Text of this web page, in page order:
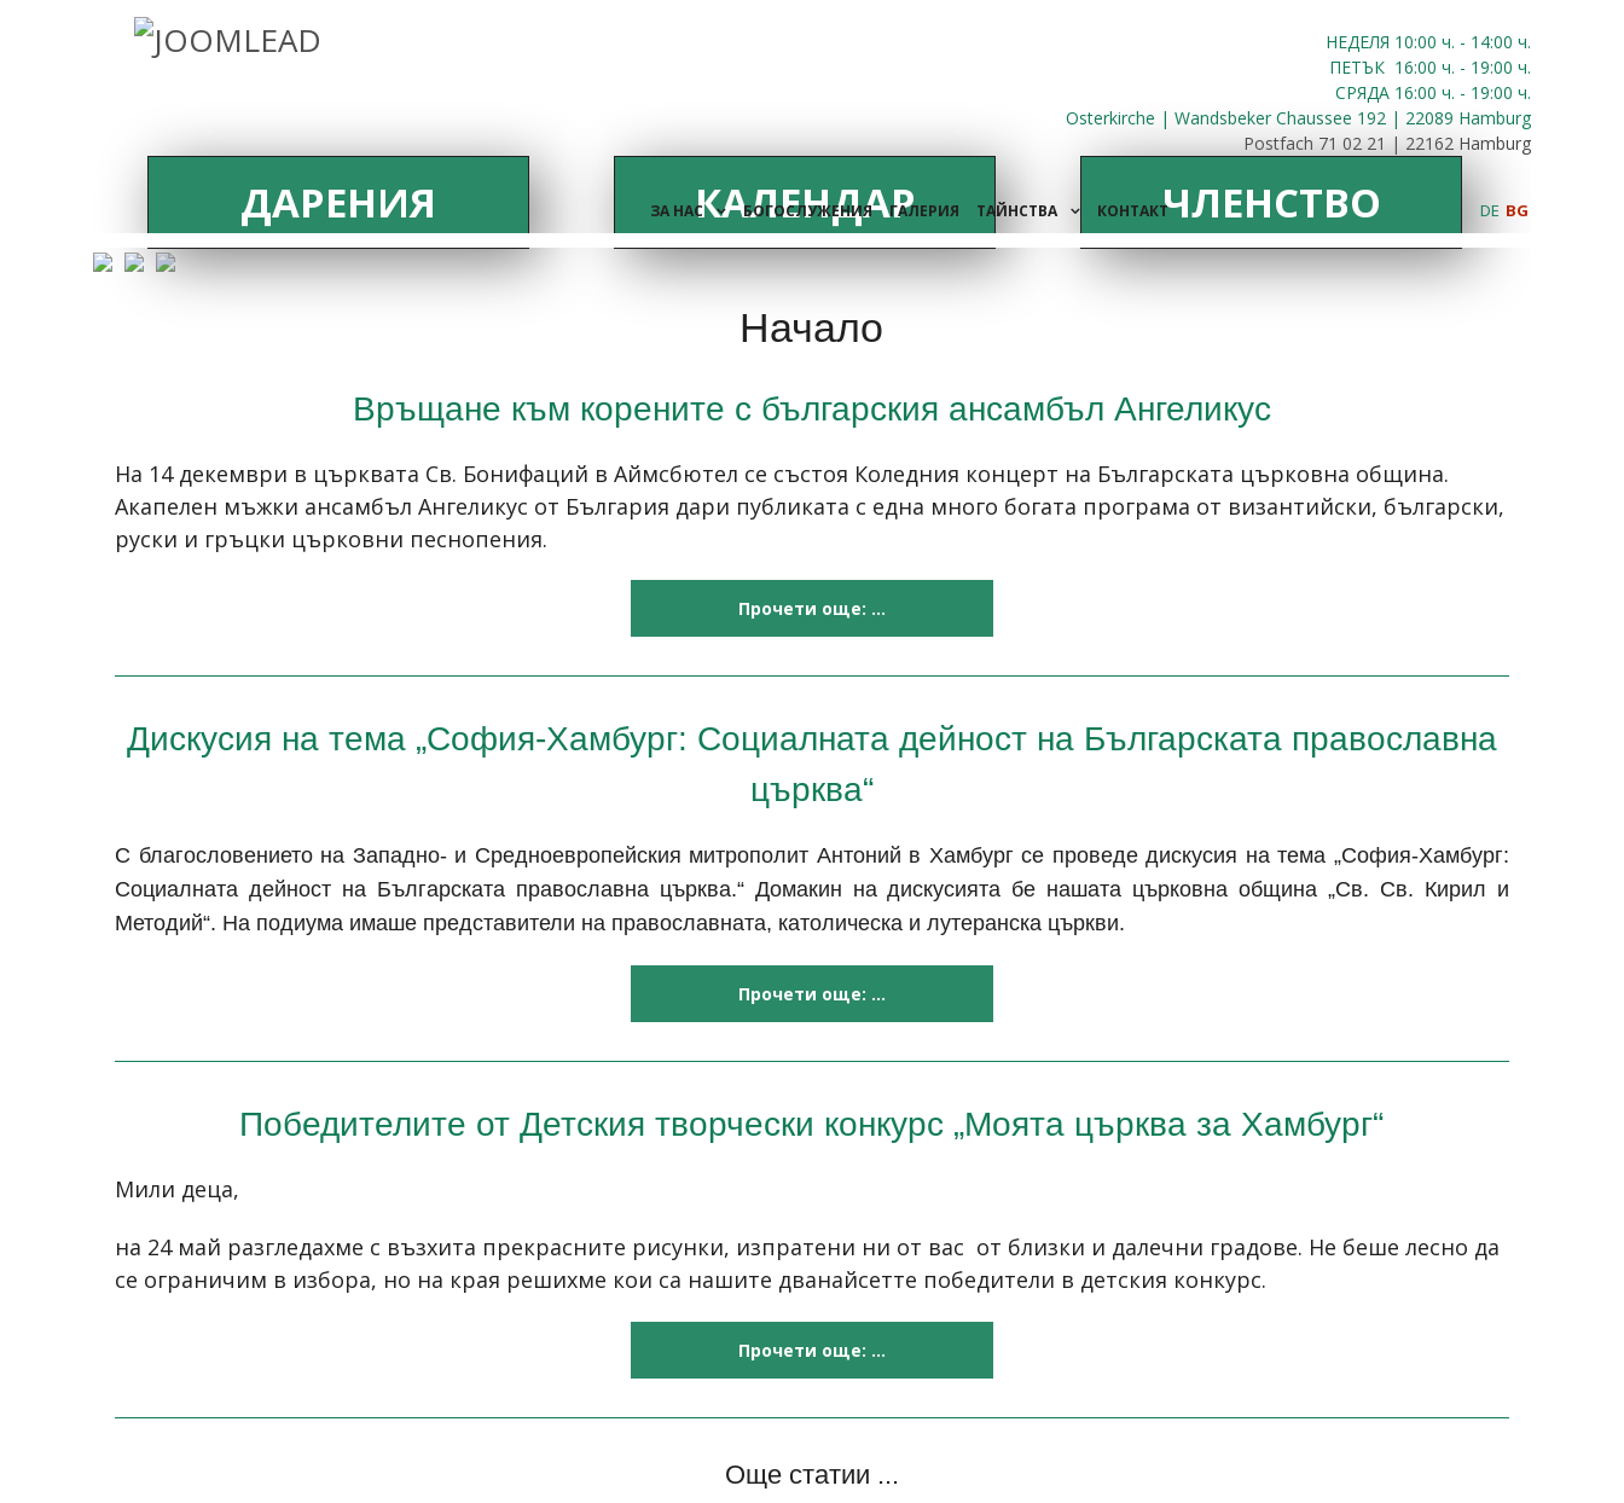
НЕДЕЛЯ 10:00 ч. - 14:00 ч.
ПЕТЪК 16:00 ч. - 19:00 ч.
СРЯДА 16:00 ч. - 19:00 ч.
Osterkirche | Wandsbeker Chaussee 192 | 22089 Hamburg
Postfach 71 02 21 | 22162 Hamburg
ЗА НАС БОГОСЛУЖЕНИЯ ГАЛЕРИЯ ТАЙНСТВА КОНТАКТ DE BG
ДАРЕНИЯ КАЛЕНДАР ЧЛЕНСТВО
Начало
Връщане към корените с българския ансамбъл Ангеликус
На 14 декември в църквата Св. Бонифаций в Аймсбютел се състоя Коледния концерт на Българската църковна община.
Акапелен мъжки ансамбъл Ангеликус от България дари публиката с една много богата програма от византийски, български,
руски и гръцки църковни песнопения.
Прочети още: ...
Дискусия на тема „София-Хамбург: Социалната дейност на Българската православна
църква“
С благословението на Западно- и Средноевропейския митрополит Антоний в Хамбург се проведе дискусия на тема „София-Хамбург:
Социалната дейност на Българската православна църква.“ Домакин на дискусията бе нашата църковна община „Св. Св. Кирил и
Методий“. На подиума имаше представители на православната, католическа и лутеранска църкви.
Прочети още: ...
Победителите от Детския творчески конкурс „Моята църква за Хамбург“
Мили деца,
на 24 май разгледахме с възхита прекрасните рисунки, изпратени ни от вас от близки и далечни градове. Не беше лесно да
се ограничим в избора, но на края решихме кои са нашите дванайсетте победители в детския конкурс.
Прочети още: ...
Още статии ...